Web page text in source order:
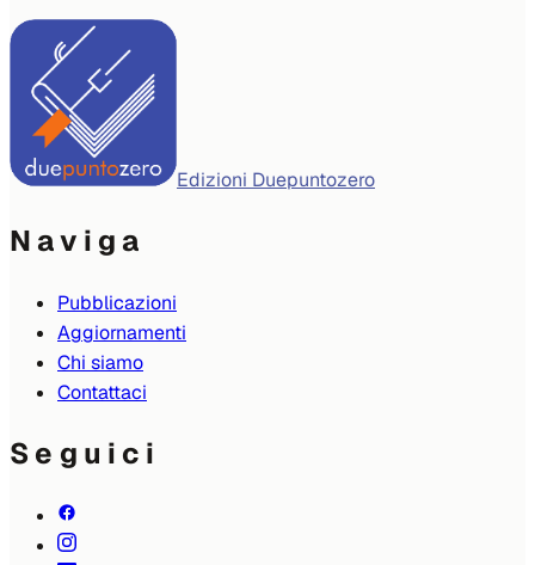
Edizioni Duepuntozero
Naviga
Pubblicazioni
Aggiornamenti
Chi siamo
Contattaci
Seguici